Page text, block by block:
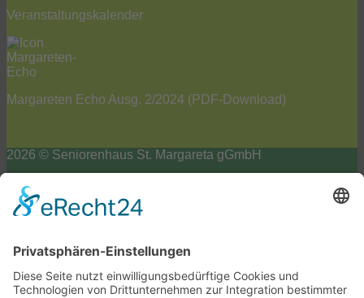
Veranstaltungskalender
Margareten Echo Ausg. 2/2024 (PDF-Download)
2026 © Seniorenhaus St. Margareta gGmbH
Datenschutzerklärung
Barrierefreiheits-Erklärung
Scroll
top